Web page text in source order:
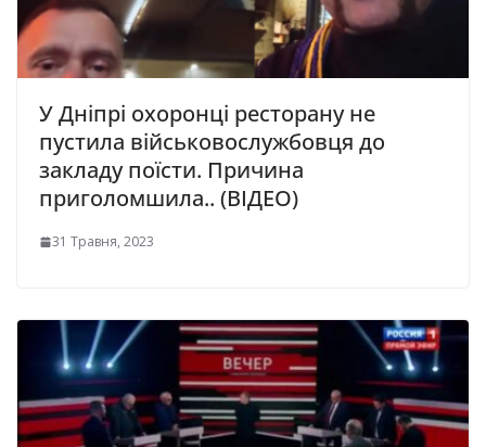
У Дніпрі охоронці ресторану не
пустила військовослужбовця до
закладу поїсти. Причина
приголомшила.. (ВІДЕО)
31 Травня, 2023